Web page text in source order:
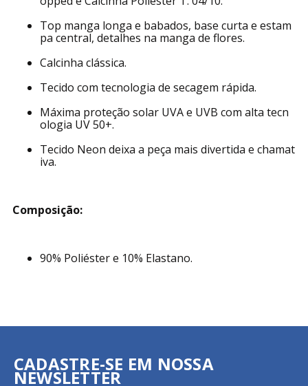
Top manga longa e babados, base curta e estam
pa central, detalhes na manga de flores.
Calcinha clássica.
Tecido com tecnologia de secagem rápida.
Máxima proteção solar UVA e UVB com alta tecn
ologia UV 50+.
Tecido Neon deixa a peça mais divertida e chamat
iva.
Composição:
90% Poliéster e 10% Elastano.
CADASTRE-SE EM NOSSA
NEWSLETTER